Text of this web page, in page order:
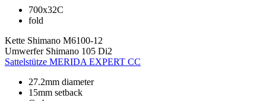
700x32C
fold
Kette Shimano M6100-12
Umwerfer Shimano 105 Di2
Sattelstütze MERIDA EXPERT CC
27.2mm diameter
15mm setback